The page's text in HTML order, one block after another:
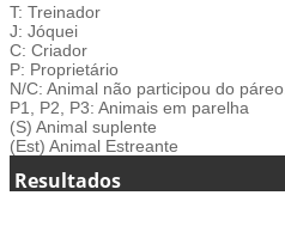
T: Treinador
J: Jóquei
C: Criador
P: Proprietário
N/C: Animal não participou do páreo.
P1, P2, P3: Animais em parelha
(S) Animal suplente
(Est) Animal Estreante
Resultados